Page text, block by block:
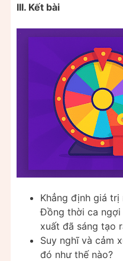
III. Kết bài
Khẳng định giá
Đồng thời ca ngợi
xuất đã sáng tạo
Suy nghĩ và cảm
đó như thế nào?